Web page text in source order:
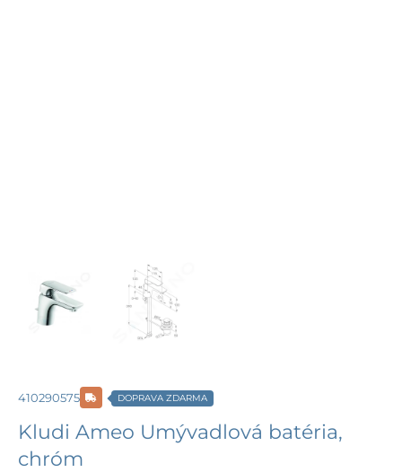
410290575 DOPRAVA ZDARMA
Kludi Ameo Umývadlová batéria,
chróm